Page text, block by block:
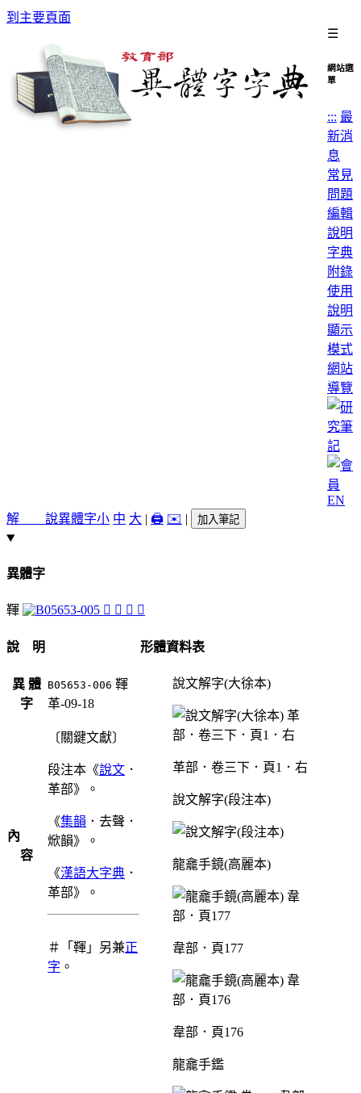
到主要頁面
☰
網站選
單
::: 最
新消
息
常見
問題
編輯
說明
字典
附錄
使用
說明
顯示
模式
網站
導覽
EN
解 說異體字小 中 大 | 🖨️ ✉️ | 加入筆記
異體字
䩵 𩍹 𩎨 𩏆 𩏅
說 明
異 體
字
B05653-006 䩵
革-09-18
內
容
〔關鍵文獻〕
段注本《說文 ．
革部》。
《集韻 ．去聲．
焮韻》。
《漢語大字典 ．
革部》。
＃「䩵」另兼正
字 。
形體資料表
說文解字(大徐本)
革部．卷三下．頁1．右
說文解字(段注本)
龍龕手鏡(高麗本)
韋部．頁177
韋部．頁176
龍龕手鑑